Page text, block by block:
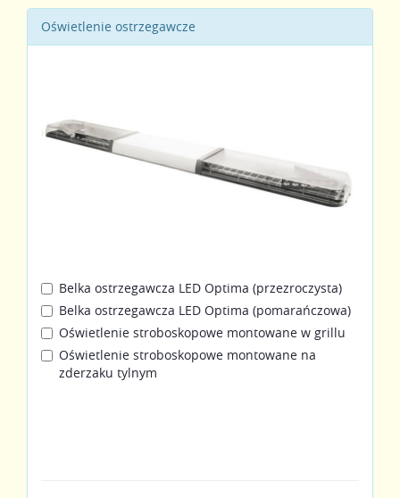
Oświetlenie ostrzegawcze
Belka ostrzegawcza LED Optima (przezroczysta)
Belka ostrzegawcza LED Optima (pomarańczowa)
Oświetlenie stroboskopowe montowane w grillu
Oświetlenie stroboskopowe montowane na
zderzaku tylnym